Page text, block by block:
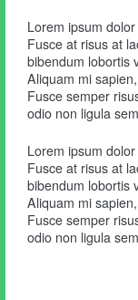
Lorem ipsum
Fusce at risus at
bibendum lobortis
Aliquam mi
Fusce semper
odio non ligula
Lorem ipsum
Fusce at risus at
bibendum lobortis
Aliquam mi
Fusce semper
odio non ligula